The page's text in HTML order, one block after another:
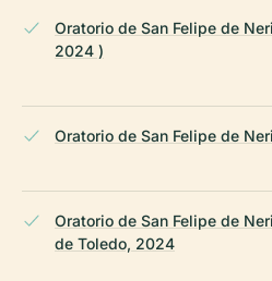
Oratorio de San Felipe de
2024 )
Oratorio de San Felipe de
Oratorio de San Felipe de
de Toledo, 2024